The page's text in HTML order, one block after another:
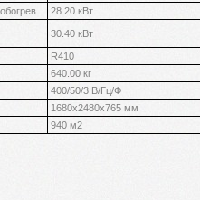
28.20 кВт
30.40 кВт
R410
640.00 кг
400/50/3 В/Гц/Ф
1680х2480х765 мм
940 м2